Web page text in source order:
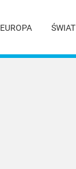
EUROPA ŚWIAT